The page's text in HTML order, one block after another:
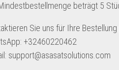
beträgt 5
Sie uns für Ihre
+32460220462
support@asasatsolutions.com